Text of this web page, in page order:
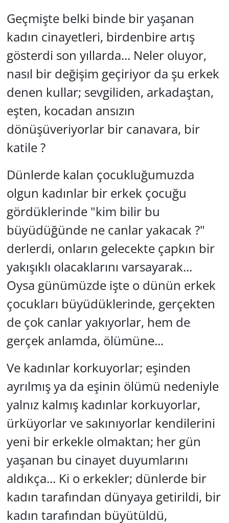
Geçmişte belki binde bir yaşanan
kadın cinayetleri, birdenbire artış
gösterdi son yıllarda... Neler oluyor,
nasıl bir değişim geçiriyor da şu erkek
denen kullar; sevgiliden, arkadaştan,
eşten, kocadan ansızın
dönüşüveriyorlar bir canavara, bir
katile ?
Dünlerde kalan çocukluğumuzda
olgun kadınlar bir erkek çocuğu
gördüklerinde "kim bilir bu
büyüdüğünde ne canlar yakacak ?"
derlerdi, onların gelecekte çapkın bir
yakışıklı olacaklarını varsayarak...
Oysa günümüzde işte o dünün erkek
çocukları büyüdüklerinde, gerçekten
de çok canlar yakıyorlar, hem de
gerçek anlamda, ölümüne...
Ve kadınlar korkuyorlar; eşinden
ayrılmış ya da eşinin ölümü nedeniyle
yalnız kalmış kadınlar korkuyorlar,
ürküyorlar ve sakınıyorlar kendilerini
yeni bir erkekle olmaktan; her gün
yaşanan bu cinayet duyumlarını
aldıkça... Ki o erkekler; dünlerde bir
kadın tarafından dünyaya getirildi, bir
kadın tarafından büyütüldü,